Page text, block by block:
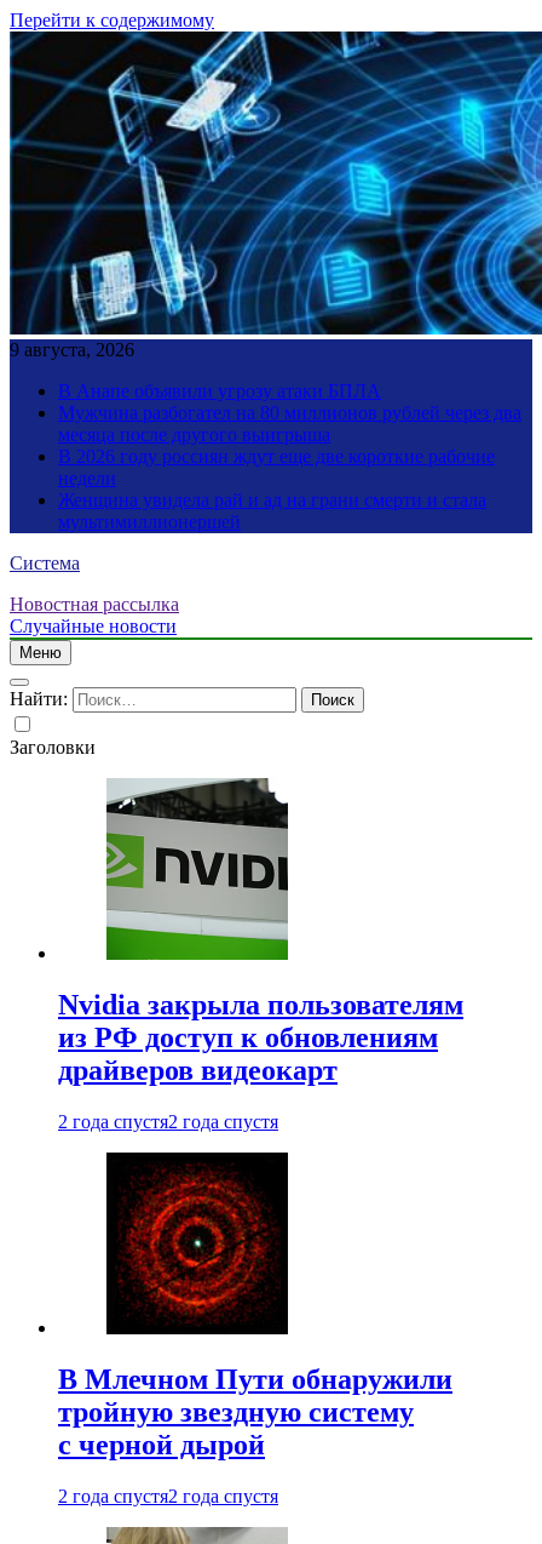
Перейти к содержимому
9 августа, 2026
В Анапе объявили угрозу атаки БПЛА
Мужчина разбогател на 80 миллионов рублей через два
месяца после другого выигрыша
В 2026 году россиян ждут еще две короткие рабочие
недели
Женщина увидела рай и ад на грани смерти и стала
мультимиллионершей
Система
Новостная рассылка
Случайные новости
Меню
Найти:
Заголовки
Nvidia закрыла пользователям
из РФ доступ к обновлениям
драйверов видеокарт
2 года спустя2 года спустя
В Млечном Пути обнаружили
тройную звездную систему
с черной дырой
2 года спустя2 года спустя